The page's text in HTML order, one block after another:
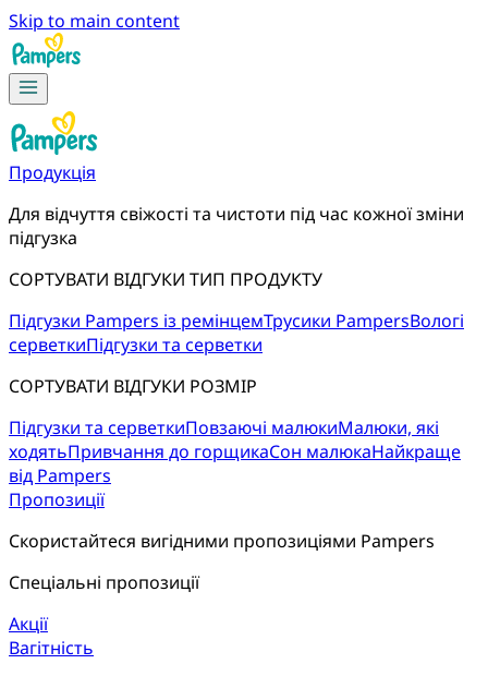
Skip to main content
Продукція
Для відчуття свіжості та чистоти під час кожної зміни
підгузка
СОРТУВАТИ ВІДГУКИ ТИП ПРОДУКТУ
Підгузки Pampers із ремінцемТрусики PampersВологі
серветкиПідгузки та серветки
СОРТУВАТИ ВІДГУКИ РОЗМІР
Підгузки та серветкиПовзаючі малюкиМалюки, які
ходятьПривчання до горщикаСон малюкаНайкраще
від Pampers
Пропозиції
Скористайтеся вигідними пропозиціями Pampers
Спеціальні пропозиції
Акції
Вагітність